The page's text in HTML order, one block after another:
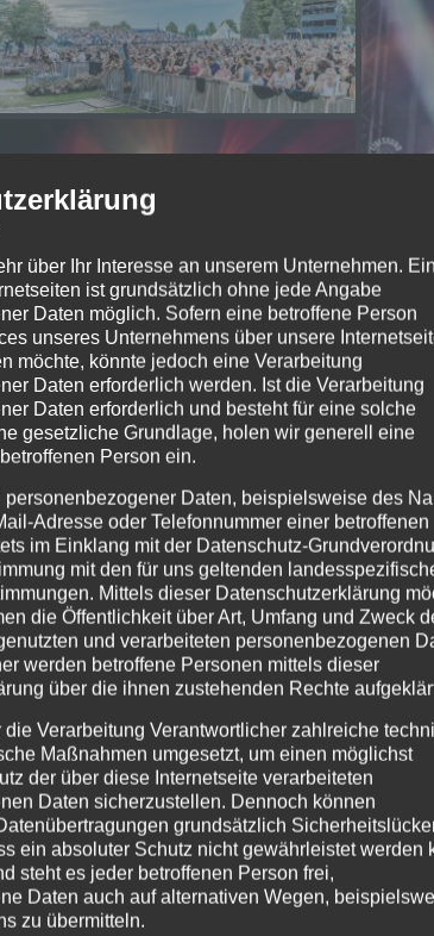
über Ihr Interesse an unserem Unternehmen.
ist grundsätzlich ohne jede Angabe
Daten möglich. Sofern eine betroffene Person
unseres Unternehmens über unsere
möchte, könnte jedoch eine Verarbeitung
Daten erforderlich werden. Ist die Verarbeitung
Daten erforderlich und besteht für eine solche
gesetzliche Grundlage, holen wir generell eine
Person ein.
personenbezogener Daten, beispielsweise des
Adresse oder Telefonnummer einer betroffenen
im Einklang mit der Datenschutz-
mit den für uns geltenden
Mittels dieser Datenschutzerklärung
die Öffentlichkeit über Art, Umfang und Zweck
und verarbeiteten personenbezogenen
werden betroffene Personen mittels dieser
über die ihnen zustehenden Rechte
die Verarbeitung Verantwortlicher zahlreiche
Maßnahmen umgesetzt, um einen möglichst
der über diese Internetseite verarbeiteten
Daten sicherzustellen. Dennoch können
grundsätzlich
ein absoluter Schutz nicht gewährleistet werden
steht es jeder betroffenen Person frei,
Daten auch auf alternativen Wegen,
zu übermitteln.